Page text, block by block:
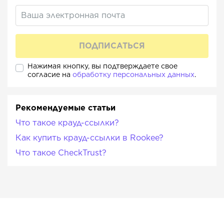
Нажимая кнопку, вы подтверждаете свое
согласие на обработку персональных данных.
Рекомендуемые статьи
Что такое крауд-ссылки?
Как купить крауд-ссылки в Rookee?
Что такое CheckTrust?